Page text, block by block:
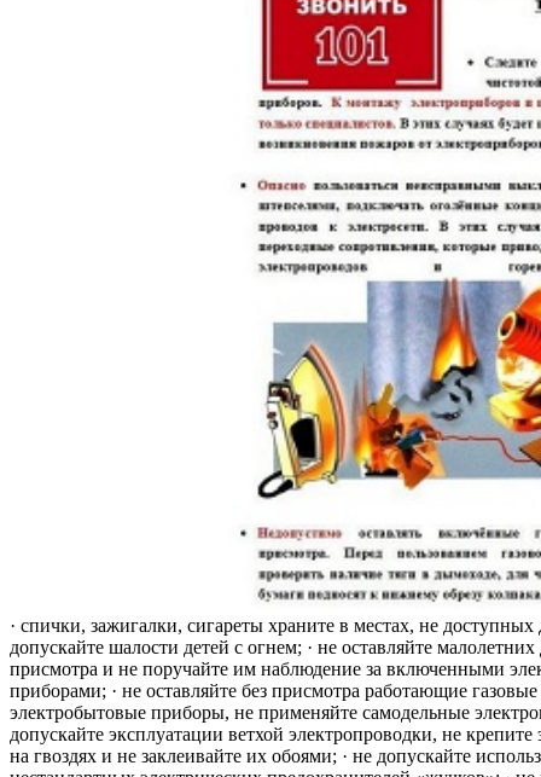
· спички, зажигалки, сигареты храните в местах, не доступных
допускайте шалости детей с огнем; · не оставляйте малолетних
присмотра и не поручайте им наблюдение за включенными
приборами; · не оставляйте без присмотра работающие
электробытовые приборы, не применяйте самодельные
допускайте эксплуатации ветхой электропроводки, не крепите
на гвоздях и не заклеивайте их обоями; · не допускайте